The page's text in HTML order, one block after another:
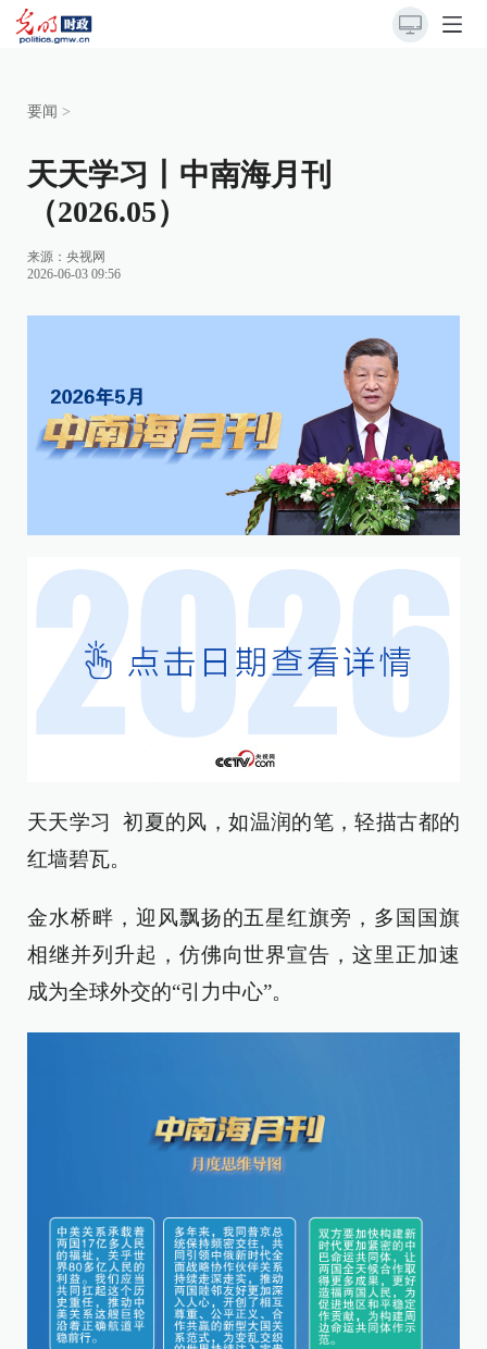
要闻 >
天天学习丨中南海月刊
（2026.05）
来源： 央视网
2026-06-03 09:56
天天学习 初夏的风，如温润的笔，轻描古都的
红墙碧瓦。
金水桥畔，迎风飘扬的五星红旗旁，多国国旗
相继并列升起，仿佛向世界宣告，这里正加速
成为全球外交的“引力中心”。